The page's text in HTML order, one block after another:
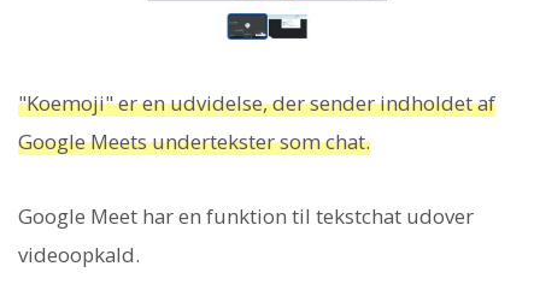
"Koemoji" er en udvidelse, der sender indholdet af
Google Meets undertekster som chat.
Google Meet har en funktion til tekstchat udover
videoopkald.